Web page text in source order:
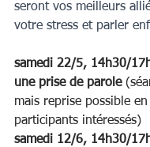
seront vos meilleurs
votre stress et parler
samedi 22/5, 14h30/
une prise de parole
mais reprise possible
participants intéressés)
samedi 12/6, 14h30/